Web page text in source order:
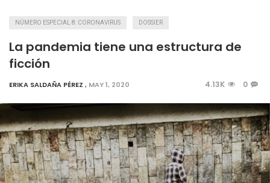
NÚMERO ESPECIAL 8: CORONAVIRUS DOSSIER
La pandemia tiene una estructura de
ficción
ERIKA SALDAÑA PÉREZ , MAY 1, 2020 4.13K 0